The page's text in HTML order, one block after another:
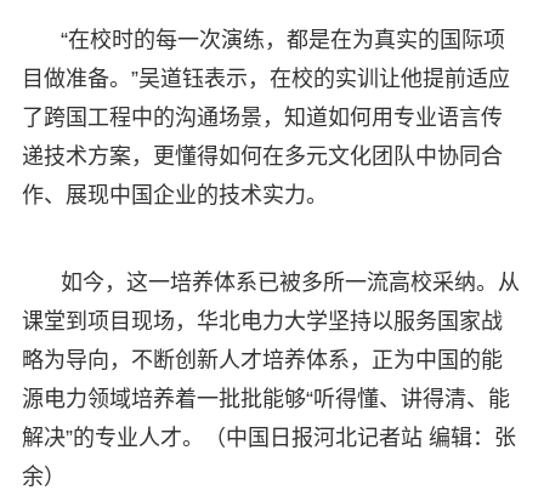
“在校时的每一次演练，都是在为真实的国际项
目做准备。”吴道钰表示，在校的实训让他提前适应
了跨国工程中的沟通场景，知道如何用专业语言传
递技术方案，更懂得如何在多元文化团队中协同合
作、展现中国企业的技术实力。
如今，这一培养体系已被多所一流高校采纳。从
课堂到项目现场，华北电力大学坚持以服务国家战
略为导向，不断创新人才培养体系，正为中国的能
源电力领域培养着一批批能够“听得懂、讲得清、能
解决”的专业人才。（中国日报河北记者站 编辑：张
余）